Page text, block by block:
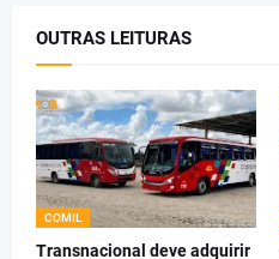
OUTRAS LEITURAS
COMIL
Transnacional deve adquirir